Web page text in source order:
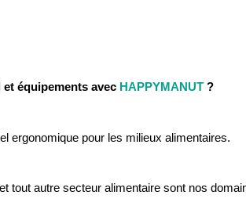
équipements avec HAPPYMANUT ?
ergonomique pour les milieux alimentaires.
et tout autre secteur alimentaire sont nos